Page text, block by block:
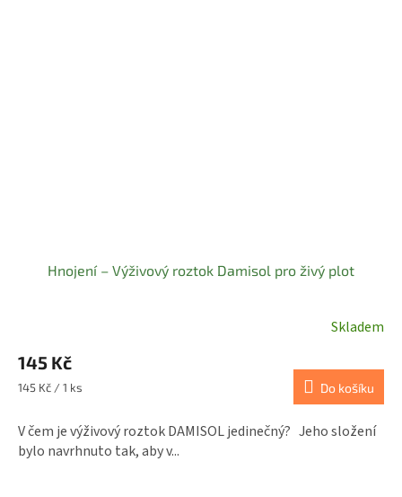
Hnojení – Výživový roztok Damisol pro živý plot
Skladem
145 Kč
Měrná
145 Kč / 1 ks Do košíku
V čem je výživový roztok DAMISOL jedinečný? Jeho složení
bylo navrhnuto tak, aby v...